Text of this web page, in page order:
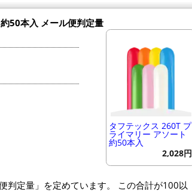
50本入 メール便判定量
タフテックス 260T プ
ライマリー アソート
約50本入
2,028円
判定量」を定めています。 この合計が100以